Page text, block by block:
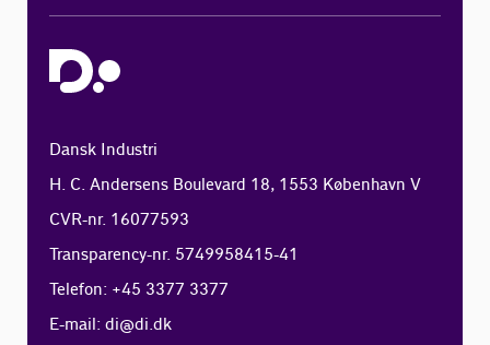
Dansk Industri
H. C. Andersens Boulevard 18, 1553 København V
CVR-nr. 16077593
Transparency-nr. 5749958415-41
Telefon: +45 3377 3377
E-mail:di@di.dk